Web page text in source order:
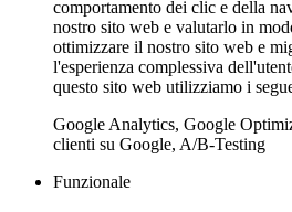
comportamento dei clic e della
nostro sito web e valutarlo in
ottimizzare il nostro sito web e
l'esperienza complessiva
questo sito web utilizziamo i
Google Analytics, Google
clienti su Google, A/B-Testing
Funzionale